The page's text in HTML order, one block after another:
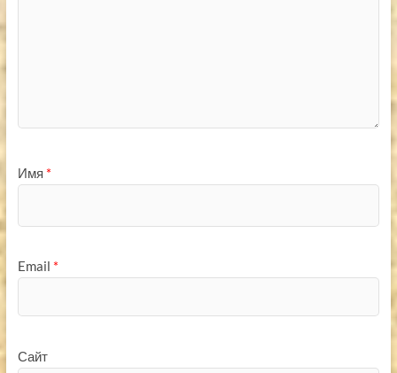
Имя *
Email *
Сайт